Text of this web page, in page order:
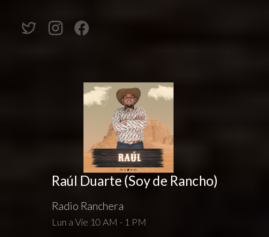
Raúl Duarte (Soy de Rancho)
Radio Ranchera
Lun a Vie 10 AM - 1 PM